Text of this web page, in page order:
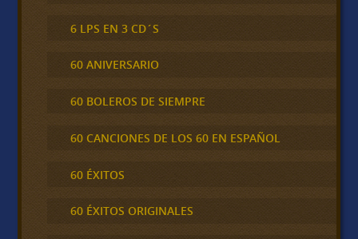
6 LPS EN 3 CD´S
60 ANIVERSARIO
60 BOLEROS DE SIEMPRE
60 CANCIONES DE LOS 60 EN ESPAÑOL
60 ÉXITOS
60 ÉXITOS ORIGINALES